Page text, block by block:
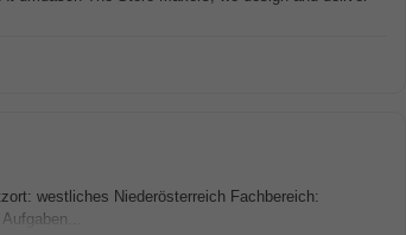
westliches Niederösterreich Fachbereich: